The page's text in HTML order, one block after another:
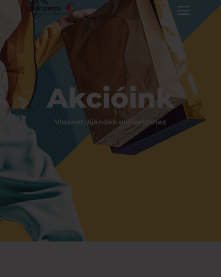
Akcióink
VIdanet: Ajándék előfizetéshez